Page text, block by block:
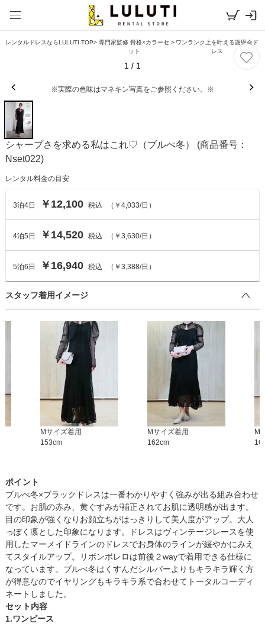
レンタルドレスならLULUTI TOP> 専門家監修 骨格×カラーセ
ット
> ワンランク上を叶える謝恩会ド
レス
1 / 1
※実際の色味はマネキン写真をご参照ください。※
シャープさを求める私はこれ♡（ブルべ冬）
(商品番号：
Nset022)
レンタル料金の目安
3泊4日 ￥12,100 税込 （ ￥4,033/日）
4泊5 日 ￥14,520 税込 （ ￥3,630/日）
5泊6 日 ￥16,940 税込 （ ￥3,388/日）
スタッフ着用イメージ
Mサイズ着用
153cm
Mサイズ着用
162cm
M
ポイント
ブルべ冬×ブラックドレスは一番わかりやすく強みが出る組み合わせ
です。お肌の赤み、黄ぐすみが補正されてお肌に透明感が出ます。
目の印象が強くなりお顔立ちがはっきりして美人度がアップ。大人
っぽく凛とした印象になります。ドレスはヴィンテージレースを使
用したマーメイドラインのドレスでお身体のラインが緩やかにみえ
てスタイルアップ。リボンボレロは前後２wayで着用できる仕様に
なっています。ブルべ冬はくすんだシルバーよりもキラキラ輝く方
が得意なのでイヤリングもキラキラ系で合わせてトータルコーディ
ネートしました。
セット内容
1.ワンピース